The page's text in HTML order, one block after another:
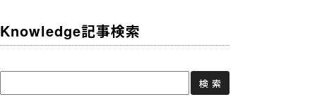
Knowledge記事検索